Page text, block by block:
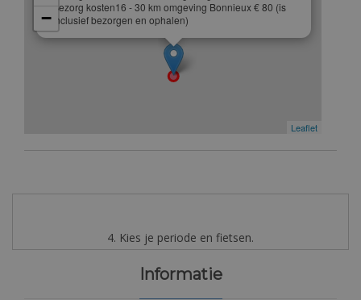
Bezorg kosten16 - 30 km omgeving Bonnieux € 80 (is
inclusief bezorgen en ophalen)
−
Leaflet
4. Kies je periode en fietsen.
Informatie